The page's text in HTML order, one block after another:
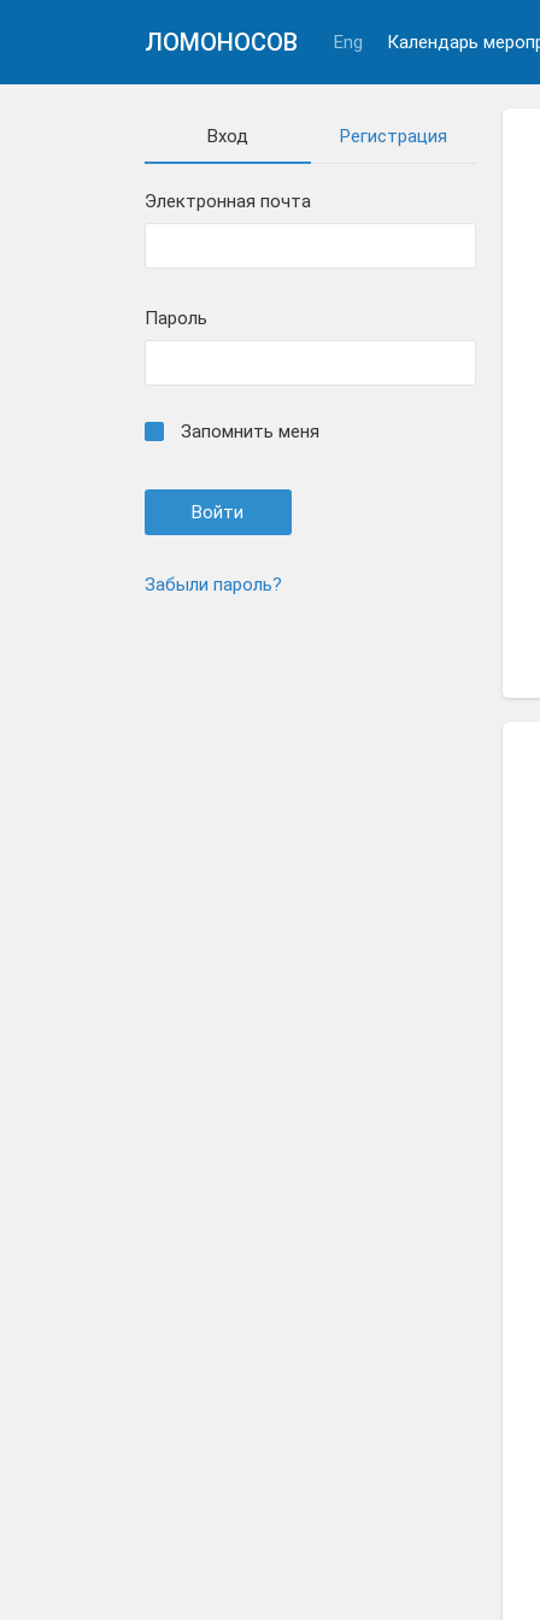
ЛОМОНОСОВ Eng Календарь
Вход Регистрация
Электронная почта
Пароль
Запомнить меня
Забыли пароль?